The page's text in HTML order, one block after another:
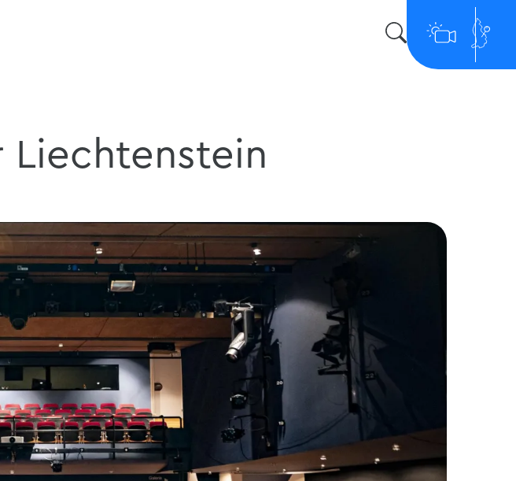
Liechtenstein